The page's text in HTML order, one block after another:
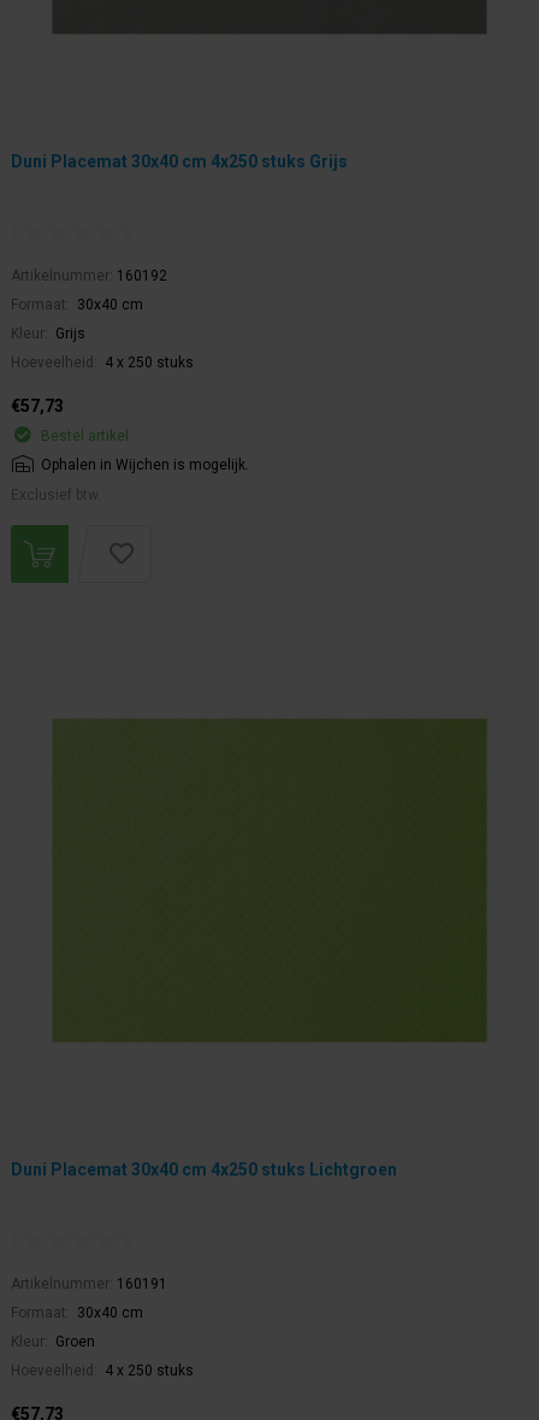
Duni Placemat 30x40 cm 4x250 stuks Grijs
Artikelnummer: 160192
Formaat:
30x40 cm
Kleur:
Grijs
Hoeveelheid:
4 x 250 stuks
€57,73
Bestel artikel.
Ophalen in Wijchen is mogelijk.
Exclusief btw.
Duni Placemat 30x40 cm 4x250 stuks Lichtgroen
Artikelnummer: 160191
Formaat:
30x40 cm
Kleur:
Groen
Hoeveelheid:
4 x 250 stuks
€57,73